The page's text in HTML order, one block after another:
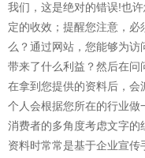
我们，这是绝对的错误!也
定的收效；提醒您注意，
么？通过网站，您能够为
带来了什么利益？然后在
在拿到您提供的资料后，
个人会根据您所在的行业做
消费者的多角度考虑文字
资料时常常是基于企业宣